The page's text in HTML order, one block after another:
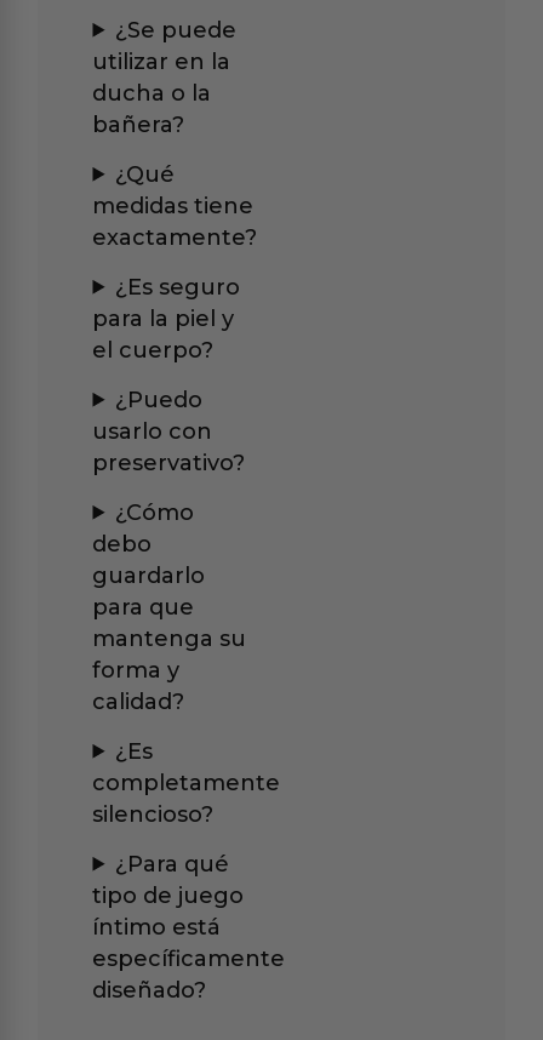
¿Se puede
utilizar en la
ducha o la
bañera?
¿Qué
medidas tiene
exactamente?
¿Es seguro
para la piel y
el cuerpo?
¿Puedo
usarlo con
preservativo?
¿Cómo
debo
guardarlo
para que
mantenga su
forma y
calidad?
¿Es
completamente
silencioso?
¿Para qué
tipo de juego
íntimo está
específicamente
diseñado?